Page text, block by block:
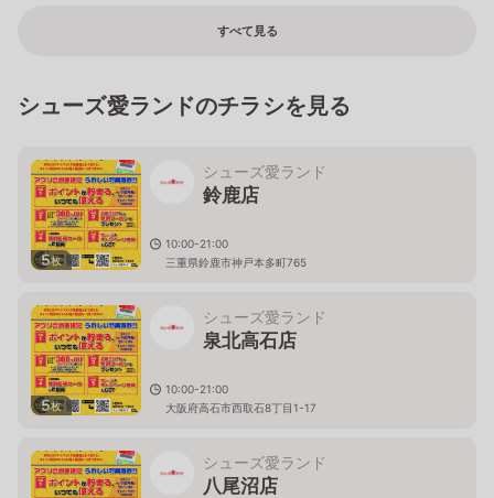
すべて見る
シューズ愛ランドのチラシを見る
5枚
シューズ愛ランド
鈴鹿店
10:00-21:00
三重県鈴鹿市神戸本多町765
5枚
シューズ愛ランド
泉北高石店
10:00-21:00
大阪府高石市西取石8丁目1-17
シューズ愛ランド
八尾沼店